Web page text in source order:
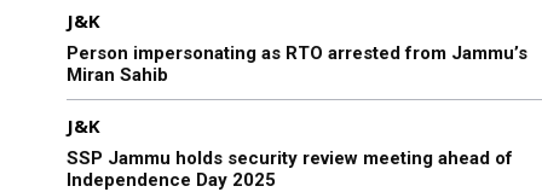
J&K
Person impersonating as RTO arrested from Jammu’s
Miran Sahib
J&K
SSP Jammu holds security review meeting ahead of
Independence Day 2025